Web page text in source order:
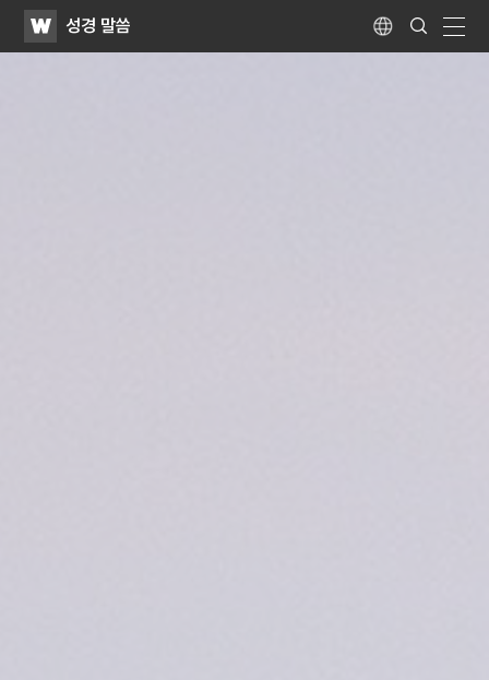
WATV성경 말씀 Language
Search
Submit